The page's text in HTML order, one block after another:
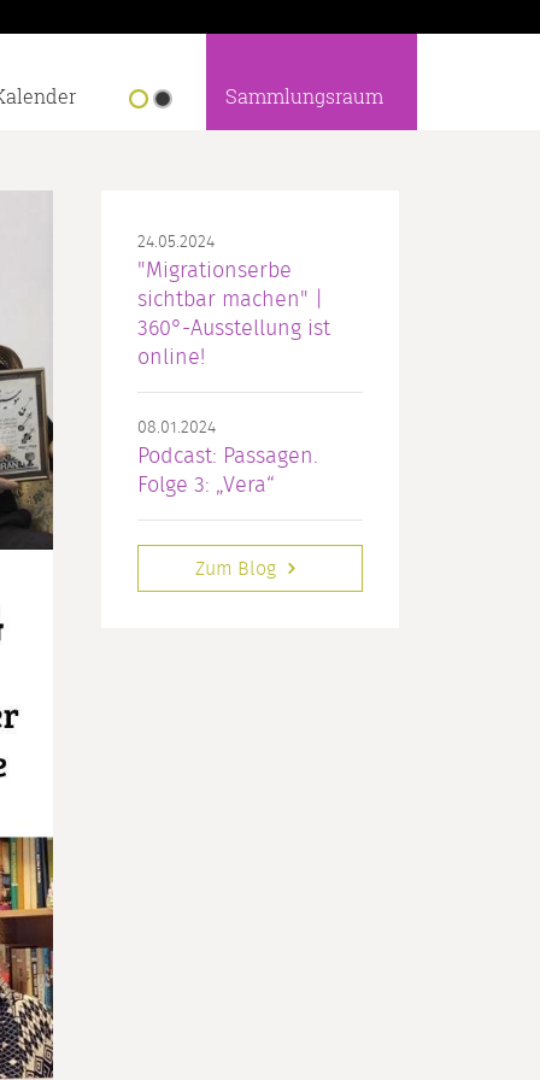
Sammlungsraum
24.05.2024
"Migrationserbe
sichtbar machen" |
360°-Ausstellung ist
online!
08.01.2024
Podcast: Passagen.
Folge 3: „Vera“
Zum Blog